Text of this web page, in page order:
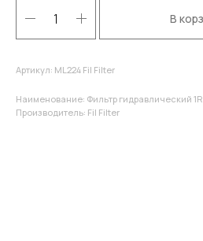
В
Артикул: ML224 Fil Filter
Наименование: Фильтр гидравлический
Производитель: Fil Filter